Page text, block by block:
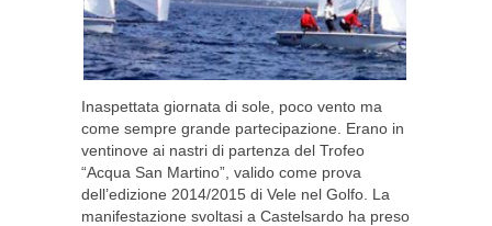
Inaspettata giornata di sole, poco vento ma
come sempre grande partecipazione. Erano in
ventinove ai nastri di partenza del Trofeo
“Acqua San Martino”, valido come prova
dell’edizione 2014/2015 di Vele nel Golfo. La
manifestazione svoltasi a Castelsardo ha preso